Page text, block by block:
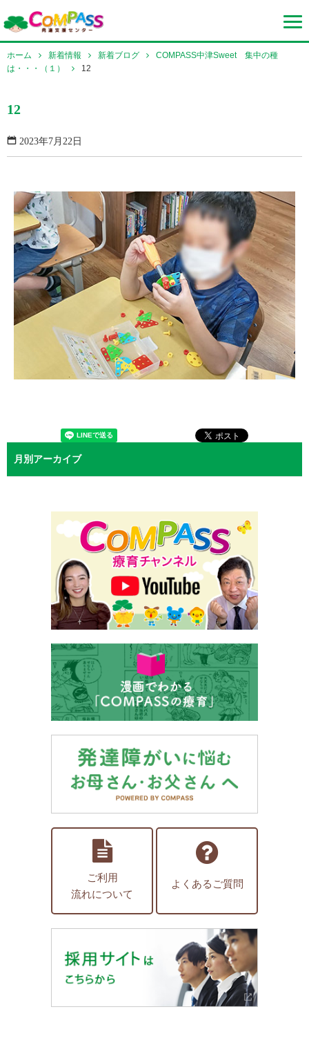
ホーム 新着情報 新着ブログ
COMPASS中津Sweet 集中の種
は・・・（１）
12
12
2023年7月22日
月別アーカイブ
ご利用
流れについて
よくあるご質問